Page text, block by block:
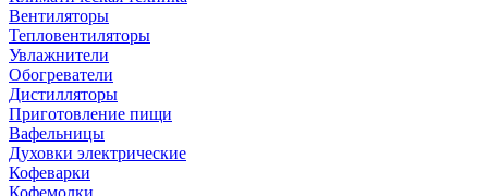
Вентиляторы
Тепловентиляторы
Увлажнители
Обогреватели
Дистилляторы
Приготовление пищи
Вафельницы
Духовки электрические
Кофеварки
Кофемолки